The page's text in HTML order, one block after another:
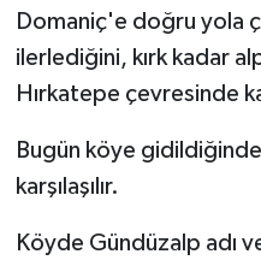
Domaniç'e doğru yola
ilerlediğini, kırk kadar
Hırkatepe çevresinde
Bugün köye
karşılaşılır.
Köyde Gündüzalp adı